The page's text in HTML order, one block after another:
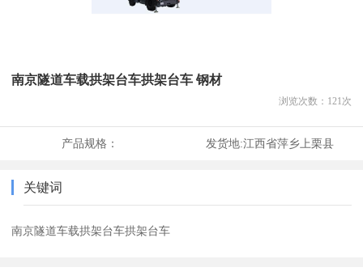
南京隧道车载拱架台车拱架台车 钢材
浏览次数： 121次
产品规格： 发货地:江西省萍乡上栗县
关键词
南京隧道车载拱架台车拱架台车